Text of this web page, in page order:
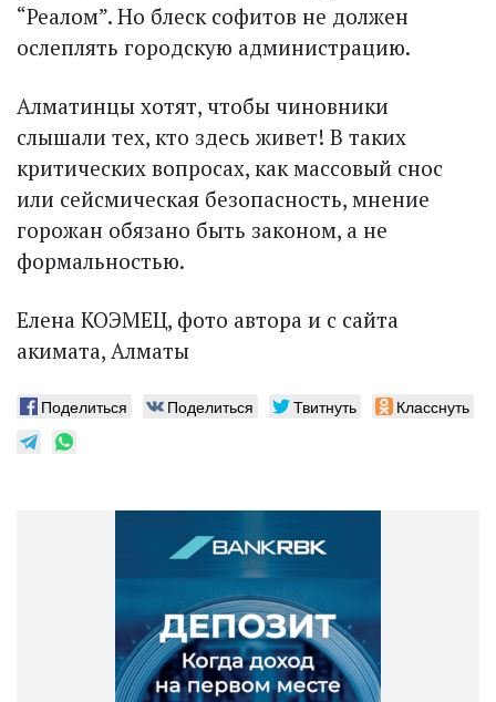
“Реалом”. Но блеск софитов не должен
ослеплять городскую администрацию.
Алматинцы хотят, чтобы чиновники
слышали тех, кто здесь живет! В таких
критических вопросах, как массовый снос
или сейсмическая безопасность, мнение
горожан обязано быть законом, а не
формальностью.
Елена КОЭМЕЦ, фото автора и с сайта
акимата, Алматы
Поделиться Поделиться Твитнуть Класснуть